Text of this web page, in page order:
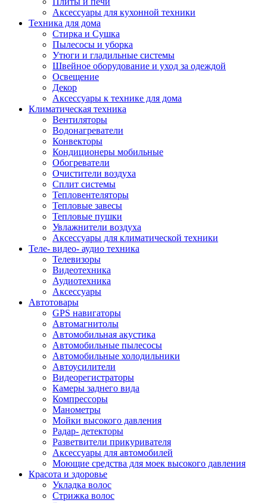
Аксессуары для кухонной техники
Техника для дома
Стирка и Сушка
Пылесосы и уборка
Утюги и гладильные системы
Швейное оборудование и уход за одеждой
Освещение
Декор
Аксессуары к технике для дома
Климатическая техника
Вентиляторы
Водонагреватели
Конвекторы
Кондиционеры мобильные
Обогреватели
Очистители воздуха
Сплит системы
Тепловентеляторы
Тепловые завесы
Тепловые пушки
Увлажнители воздуха
Аксессуары для климатической техники
Теле- видео- аудио техника
Телевизоры
Видеотехника
Аудиотехника
Аксессуары
Автотовары
GPS навигаторы
Автомагнитолы
Автомобильная акустика
Автомобильные пылесосы
Автомобильные холодильники
Автоусилители
Видеорегистраторы
Камеры заднего вида
Компрессоры
Манометры
Мойки высокого давления
Радар- детекторы
Разветвители прикуривателя
Аксессуары для автомобилей
Моющие средства для моек высокого давления
Красота и здоровье
Укладка волос
Стрижка волос